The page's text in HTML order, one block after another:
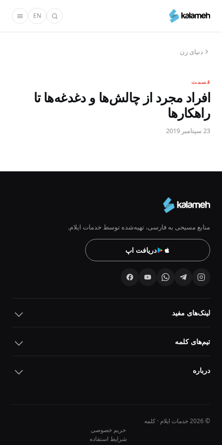
محتوای
EN
دنیای زن
قسمت
افراد مجرد از چالش‌ها و دغدغه‌ها تا
راهکارها
23 سپتامبر 2019
منابع مسیحی به فارسی، تهیه‌شده توسط خدمات ایلام.
دریافت اپ
لینک‌های مفید
تیم‌های کلمه
درباره
© 2026 خدمات ایلام · کلمه
حریم خصوصی
شرایط استفاده